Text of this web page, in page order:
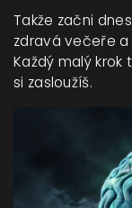
Takže začni
zdravá večeře
Každý malý krok
si zasloužíš.